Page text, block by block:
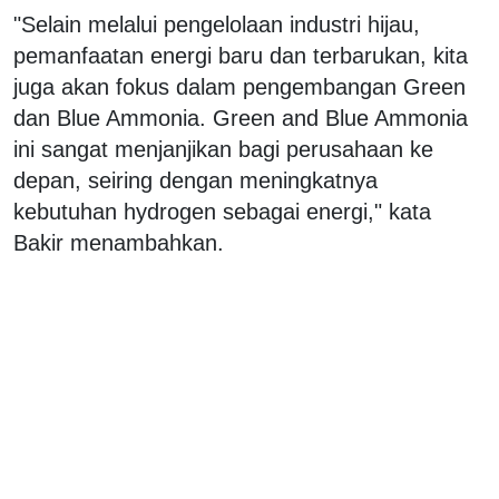
"Selain melalui pengelolaan industri hijau,
pemanfaatan energi baru dan terbarukan, kita
juga akan fokus dalam pengembangan Green
dan Blue Ammonia. Green and Blue Ammonia
ini sangat menjanjikan bagi perusahaan ke
depan, seiring dengan meningkatnya
kebutuhan hydrogen sebagai energi," kata
Bakir menambahkan.